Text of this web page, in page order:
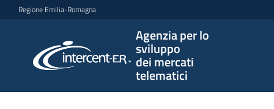
Vai al contenuto
Vai alla navigazione
Vai al footer
Regione Emilia-Romagna
Agenzia per lo
sviluppo
dei mercati
telematici
per lo
sviluppo